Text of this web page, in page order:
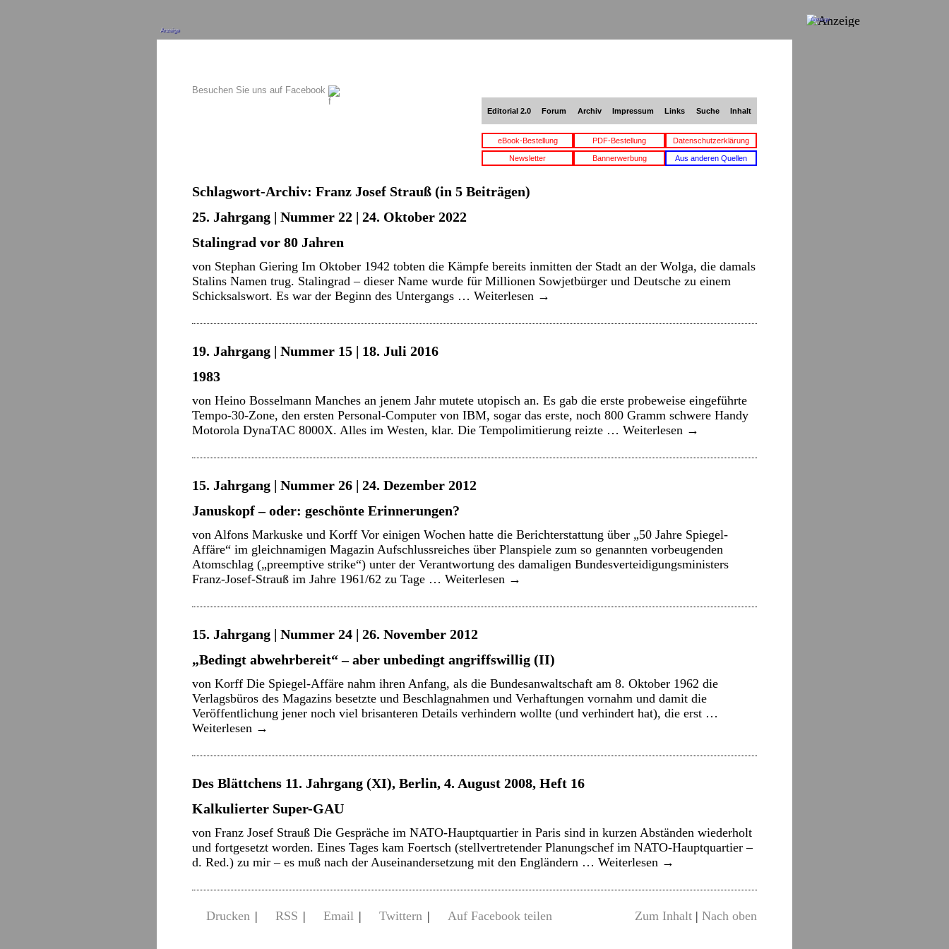
Anzeige
Besuchen Sie uns auf Facebook
Editorial 2.0 Forum Archiv Impressum Links Suche Inhalt
eBook-Bestellung PDF-Bestellung Datenschutzerklärung
Newsletter Bannerwerbung Aus anderen Quellen
Schlagwort-Archiv: Franz Josef Strauß (in 5 Beiträgen)
25. Jahrgang | Nummer 22 | 24. Oktober 2022
Stalingrad vor 80 Jahren
von Stephan Giering Im Oktober 1942 tobten die Kämpfe bereits inmitten der Stadt an der Wolga, die damals
Stalins Namen trug. Stalingrad – dieser Name wurde für Millionen Sowjetbürger und Deutsche zu einem
Schicksalswort. Es war der Beginn des Untergangs … Weiterlesen →
19. Jahrgang | Nummer 15 | 18. Juli 2016
1983
von Heino Bosselmann Manches an jenem Jahr mutete utopisch an. Es gab die erste probeweise eingeführte
Tempo-30-Zone, den ersten Personal-Computer von IBM, sogar das erste, noch 800 Gramm schwere Handy
Motorola DynaTAC 8000X. Alles im Westen, klar. Die Tempolimitierung reizte … Weiterlesen →
15. Jahrgang | Nummer 26 | 24. Dezember 2012
Januskopf – oder: geschönte Erinnerungen?
von Alfons Markuske und Korff Vor einigen Wochen hatte die Berichterstattung über „50 Jahre Spiegel-
Affäre“ im gleichnamigen Magazin Aufschlussreiches über Planspiele zum so genannten vorbeugenden
Atomschlag („preemptive strike“) unter der Verantwortung des damaligen Bundesverteidigungsministers
Franz-Josef-Strauß im Jahre 1961/62 zu Tage … Weiterlesen →
15. Jahrgang | Nummer 24 | 26. November 2012
„Bedingt abwehrbereit“ – aber unbedingt angriffswillig (II)
von Korff Die Spiegel-Affäre nahm ihren Anfang, als die Bundesanwaltschaft am 8. Oktober 1962 die
Verlagsbüros des Magazins besetzte und Beschlagnahmen und Verhaftungen vornahm und damit die
Veröffentlichung jener noch viel brisanteren Details verhindern wollte (und verhindert hat), die erst …
Weiterlesen →
Des Blättchens 11. Jahrgang (XI), Berlin, 4. August 2008, Heft 16
Kalkulierter Super-GAU
von Franz Josef Strauß Die Gespräche im NATO-Hauptquartier in Paris sind in kurzen Abständen wiederholt
und fortgesetzt worden. Eines Tages kam Foertsch (stellvertretender Planungschef im NATO-Hauptquartier –
d. Red.) zu mir – es muß nach der Auseinandersetzung mit den Engländern … Weiterlesen →
Drucken | RSS | Email | Twittern | Auf Facebook teilen Zum Inhalt | Nach oben
Anzeige